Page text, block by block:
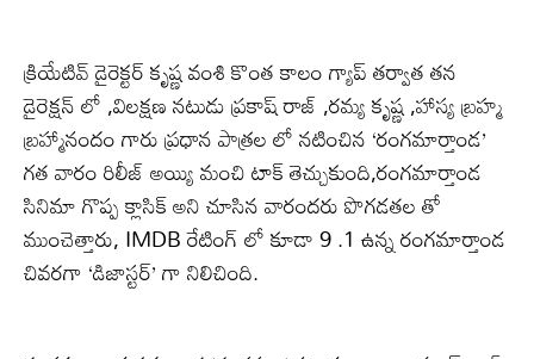
క్రియేటివ్ డైరెక్టర్ కృష్ణ వంశి కొంత కాలం గ్యాప్ తర్వాత తన
డైరెక్షన్ లో ,విలక్షణ నటుడు ప్రకాష్ రాజ్ ,రమ్య కృష్ణ ,హాస్య బ్రహ్మ
బ్రహ్మానందం గారు ప్రధాన పాత్రల లో నటించిన ‘రంగమార్తాండ’
గత వారం రిలీజ్ అయ్యి మంచి టాక్ తెచ్చుకుంది,రంగమార్తాండ
సినిమా గొప్ప క్లాసిక్ అని చూసిన వారందరు పొగడతల తో
ముంచెత్తారు, IMDB రేటింగ్ లో కూడా 9 .1 ఉన్న రంగమార్తాండ
చివరగా ‘డిజాస్టర్’ గా నిలిచింది.